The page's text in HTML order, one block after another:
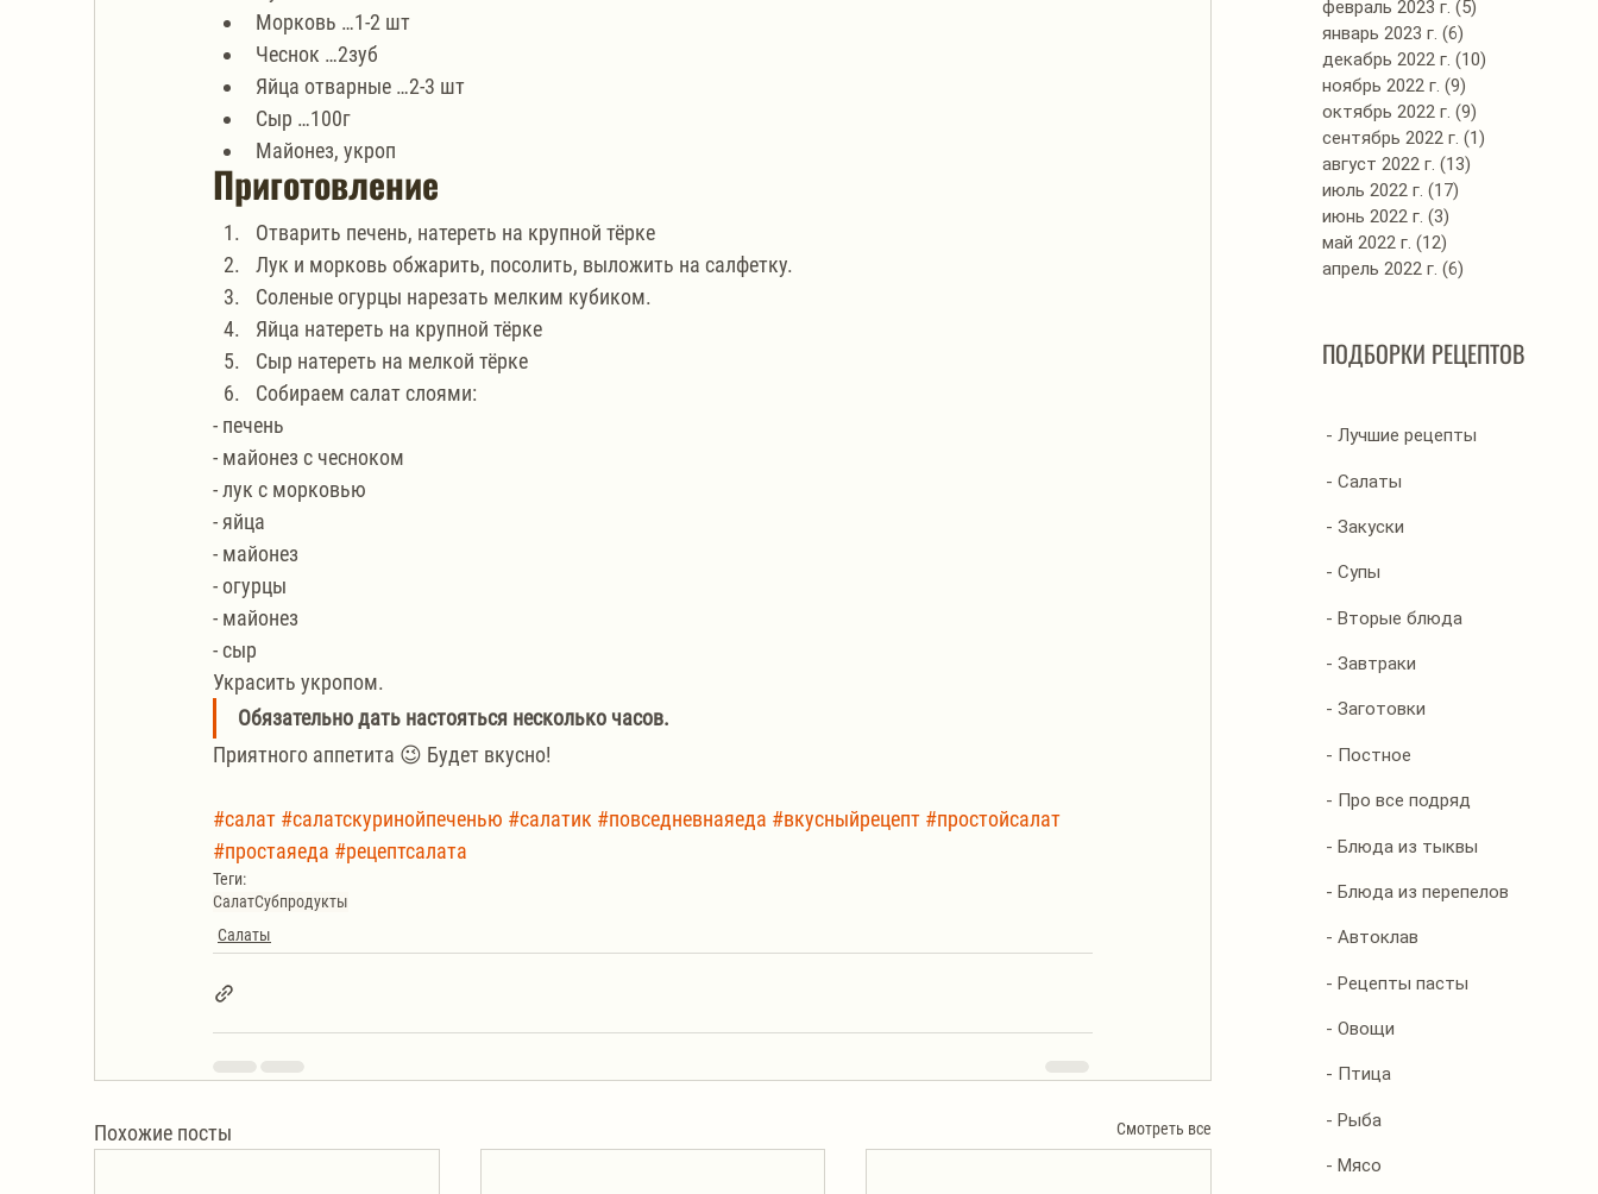
Морковь …1-2 шт
Чеснок …2зуб
Яйца отварные …2-3 шт
Сыр …100г
Майонез, укроп
Приготовление
Отварить печень, натереть на крупной тёрке
Лук и морковь обжарить, посолить, выложить на салфетку.
Соленые огурцы нарезать мелким кубиком.
Яйца натереть на крупной тёрке
Сыр натереть на мелкой тёрке
Собираем салат слоями:
- печень
- майонез с чесноком
- лук с морковью
- яйца
- майонез
- огурцы
- майонез
- сыр
Украсить укропом.
Обязательно дать настояться несколько часов.
Приятного аппетита 😉 Будет вкусно!
#салат #салатскуринойпеченью #салатик #повседневнаяеда #вкусныйрецепт #простойсалат
#простаяеда #рецептсалата
Теги:
СалатСубпродукты
Салаты
Похожие посты Смотреть все
февраль 2023 г. (5)
январь 2023 г. (6)
декабрь 2022 г. (10)
ноябрь 2022 г. (9)
октябрь 2022 г. (9)
сентябрь 2022 г. (1)
август 2022 г. (13)
июль 2022 г. (17)
июнь 2022 г. (3)
май 2022 г. (12)
апрель 2022 г. (6)
ПОДБОРКИ РЕЦЕПТОВ
- Лучшие рецепты
- Салаты
- Закуски
- Супы
- Вторые блюда
- Завтраки
- Заготовки
- Постное
- Про все подряд
- Блюда из тыквы
- Блюда из перепелов
- Автоклав
- Рецепты пасты
- Овощи
- Птица
- Рыба
- Мясо